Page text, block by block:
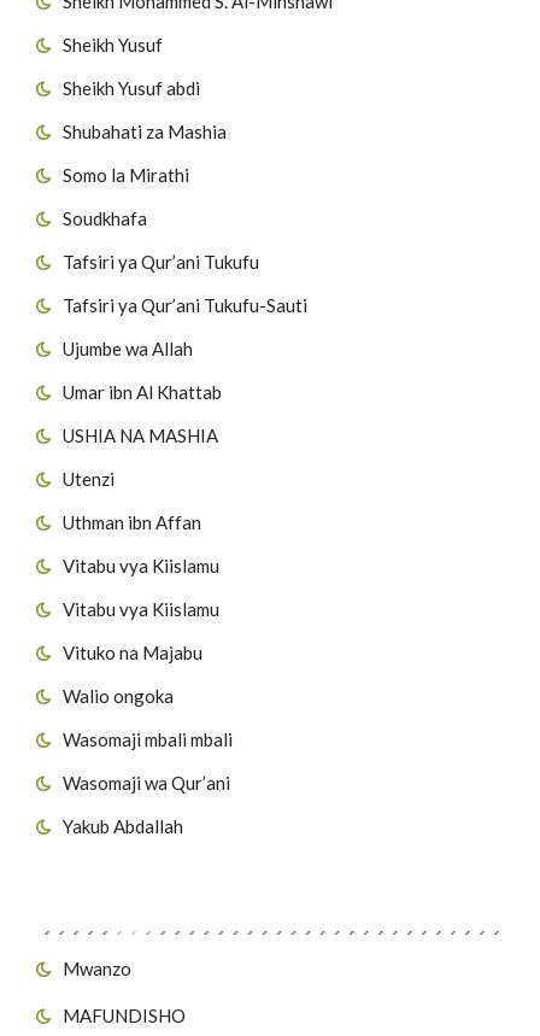
Sheikh Yusuf
Sheikh Yusuf abdi
Shubahati za Mashia
Somo la Mirathi
Soudkhafa
Tafsiri ya Qur’ani Tukufu
Tafsiri ya Qur’ani Tukufu-Sauti
Ujumbe wa Allah
Umar ibn Al Khattab
USHIA NA MASHIA
Utenzi
Uthman ibn Affan
Vitabu vya Kiislamu
Vitabu vya Kiislamu
Vituko na Majabu
Walio ongoka
Wasomaji mbali mbali
Wasomaji wa Qur’ani
Yakub Abdallah
Mwanzo
MAFUNDISHO